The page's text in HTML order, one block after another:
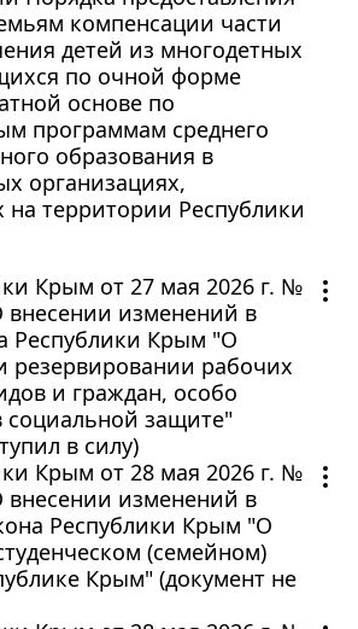
компенсации части
детей из многодетных
по очной форме
основе по
программам среднего
образования в
организациях,
территории Республики
Крым от 27 мая 2026 г. №
внесении изменений в
Республики Крым "О
резервировании рабочих
и граждан, особо
защите"
в силу)
Крым от 28 мая 2026 г. №
внесении изменений в
Республики Крым "О
(семейном)
Крым" (документ не